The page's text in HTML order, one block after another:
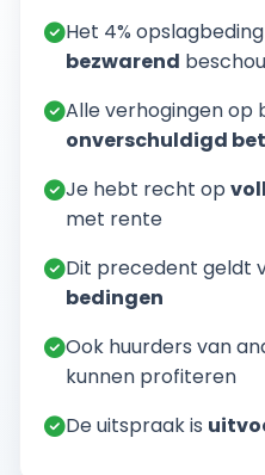
Het 4%
bezwarend
Alle verhogingen op
onverschuldigd
Je hebt recht op
met rente
Dit precedent geldt
bedingen
Ook huurders van
kunnen profiteren
De uitspraak is